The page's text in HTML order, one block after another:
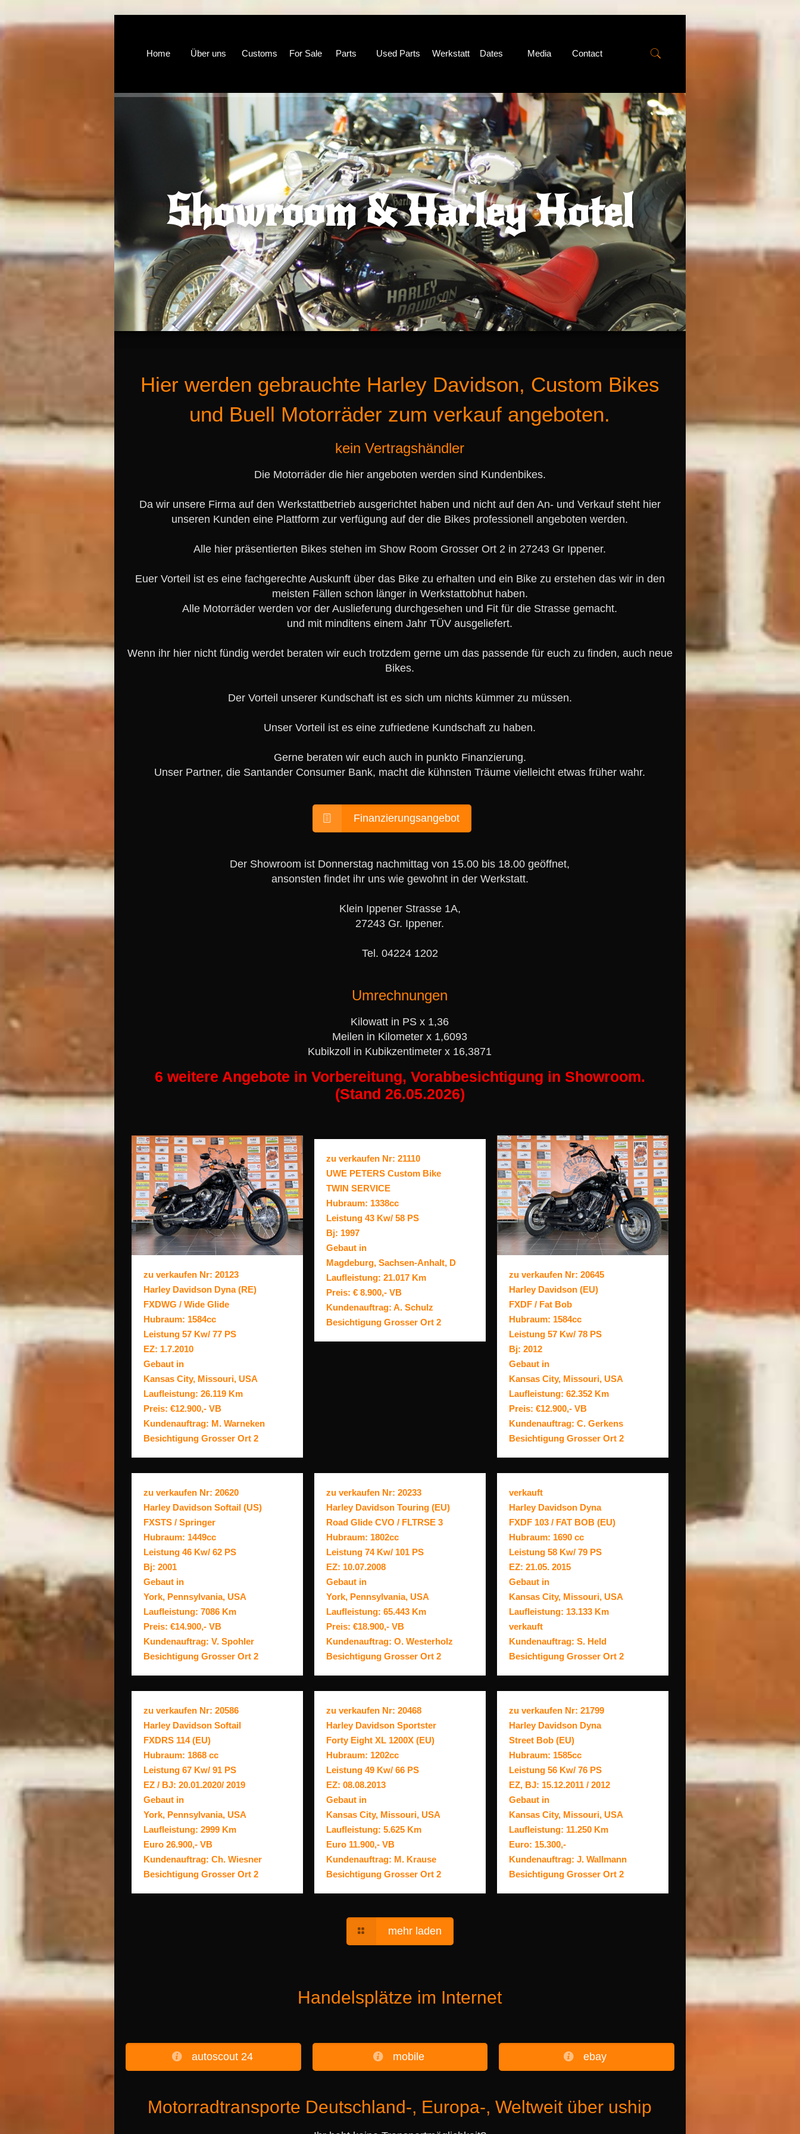
Home Über uns Customs For Sale Parts Used Parts Werkstatt Dates Media Contact
Showroom & Harley Hotel
Hier werden gebrauchte Harley Davidson, Custom Bikes
und Buell Motorräder zum verkauf angeboten.
kein Vertragshändler
Die Motorräder die hier angeboten werden sind Kundenbikes.
Da wir unsere Firma auf den Werkstattbetrieb ausgerichtet haben und nicht auf den An- und Verkauf steht hier
unseren Kunden eine Plattform zur verfügung auf der die Bikes professionell angeboten werden.
Alle hier präsentierten Bikes stehen im Show Room Grosser Ort 2 in 27243 Gr Ippener.
Euer Vorteil ist es eine fachgerechte Auskunft über das Bike zu erhalten und ein Bike zu erstehen das wir in den
meisten Fällen schon länger in Werkstattobhut haben.
Alle Motorräder werden vor der Auslieferung durchgesehen und Fit für die Strasse gemacht.
und mit minditens einem Jahr TÜV ausgeliefert.
Wenn ihr hier nicht fündig werdet beraten wir euch trotzdem gerne um das passende für euch zu finden, auch neue
Bikes.
Der Vorteil unserer Kundschaft ist es sich um nichts kümmer zu müssen.
Unser Vorteil ist es eine zufriedene Kundschaft zu haben.
Gerne beraten wir euch auch in punkto Finanzierung.
Unser Partner, die Santander Consumer Bank, macht die kühnsten Träume vielleicht etwas früher wahr.
Finanzierungsangebot
Der Showroom ist Donnerstag nachmittag von 15.00 bis 18.00 geöffnet,
ansonsten findet ihr uns wie gewohnt in der Werkstatt.
Klein Ippener Strasse 1A,
27243 Gr. Ippener.
Tel. 04224 1202
Umrechnungen
Kilowatt in PS x 1,36
Meilen in Kilometer x 1,6093
Kubikzoll in Kubikzentimeter x 16,3871
6 weitere Angebote in Vorbereitung, Vorabbesichtigung in Showroom.
(Stand 26.05.2026)
zu verkaufen Nr: 20123
Harley Davidson Dyna (RE)
FXDWG / Wide Glide
Hubraum: 1584cc
Leistung 57 Kw/ 77 PS
EZ: 1.7.2010
Gebaut in
Kansas City, Missouri, USA
Laufleistung: 26.119 Km
Preis: €12.900,- VB
Kundenauftrag: M. Warneken
Besichtigung Grosser Ort 2
zu verkaufen Nr: 21110
UWE PETERS Custom Bike
TWIN SERVICE
Hubraum: 1338cc
Leistung 43 Kw/ 58 PS
Bj: 1997
Gebaut in
Magdeburg, Sachsen-Anhalt, D
Laufleistung: 21.017 Km
Preis: € 8.900,- VB
Kundenauftrag: A. Schulz
Besichtigung Grosser Ort 2
zu verkaufen Nr: 20645
Harley Davidson (EU)
FXDF / Fat Bob
Hubraum: 1584cc
Leistung 57 Kw/ 78 PS
Bj: 2012
Gebaut in
Kansas City, Missouri, USA
Laufleistung: 62.352 Km
Preis: €12.900,- VB
Kundenauftrag: C. Gerkens
Besichtigung Grosser Ort 2
zu verkaufen Nr: 20620
Harley Davidson Softail (US)
FXSTS / Springer
Hubraum: 1449cc
Leistung 46 Kw/ 62 PS
Bj: 2001
Gebaut in
York, Pennsylvania, USA
Laufleistung: 7086 Km
Preis: €14.900,- VB
Kundenauftrag: V. Spohler
Besichtigung Grosser Ort 2
zu verkaufen Nr: 20233
Harley Davidson Touring (EU)
Road Glide CVO / FLTRSE 3
Hubraum: 1802cc
Leistung 74 Kw/ 101 PS
EZ: 10.07.2008
Gebaut in
York, Pennsylvania, USA
Laufleistung: 65.443 Km
Preis: €18.900,- VB
Kundenauftrag: O. Westerholz
Besichtigung Grosser Ort 2
verkauft
Harley Davidson Dyna
FXDF 103 / FAT BOB (EU)
Hubraum: 1690 cc
Leistung 58 Kw/ 79 PS
EZ: 21.05. 2015
Gebaut in
Kansas City, Missouri, USA
Laufleistung: 13.133 Km
verkauft
Kundenauftrag: S. Held
Besichtigung Grosser Ort 2
zu verkaufen Nr: 20586
Harley Davidson Softail
FXDRS 114 (EU)
Hubraum: 1868 cc
Leistung 67 Kw/ 91 PS
EZ / BJ: 20.01.2020/ 2019
Gebaut in
York, Pennsylvania, USA
Laufleistung: 2999 Km
Euro 26.900,- VB
Kundenauftrag: Ch. Wiesner
Besichtigung Grosser Ort 2
zu verkaufen Nr: 20468
Harley Davidson Sportster
Forty Eight XL 1200X (EU)
Hubraum: 1202cc
Leistung 49 Kw/ 66 PS
EZ: 08.08.2013
Gebaut in
Kansas City, Missouri, USA
Laufleistung: 5.625 Km
Euro 11.900,- VB
Kundenauftrag: M. Krause
Besichtigung Grosser Ort 2
zu verkaufen Nr: 21799
Harley Davidson Dyna
Street Bob (EU)
Hubraum: 1585cc
Leistung 56 Kw/ 76 PS
EZ, BJ: 15.12.2011 / 2012
Gebaut in
Kansas City, Missouri, USA
Laufleistung: 11.250 Km
Euro: 15.300,-
Kundenauftrag: J. Wallmann
Besichtigung Grosser Ort 2
mehr laden
Handelsplätze im Internet
autoscout 24 mobile ebay
Motorradtransporte Deutschland-, Europa-, Weltweit über uship